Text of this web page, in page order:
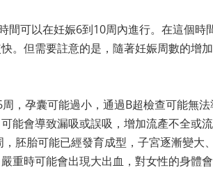
間可以在妊娠6到10周內進行。在這個時
。但需要註意的是，隨著妊娠周數的增
，孕囊可能過小，通過B超檢查可能無
能會導致漏吸或誤吸，增加流產不全或流
胚胎可能已經發育成型，子宮逐漸變大
重時可能會出現大出血，對女性的身體